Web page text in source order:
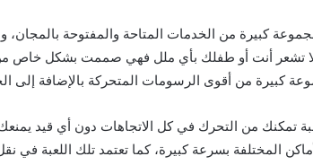
كبيرة من الخدمات المتاحة والمفتوحة بالمجان،
تشعر أنت أو طفلك بأي ملل فهي صممت بشكل خاص من
كبيرة من أقوى الرسومات المتحركة بالإضافة إلى
تمكنك من التحرك في كل الاتجاهات دون أي قيد
المختلفة بسرعة كبيرة، كما تعتمد تلك اللعبة في